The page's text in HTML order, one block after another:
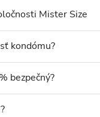
Mister Size
kondómu?
bezpečný?